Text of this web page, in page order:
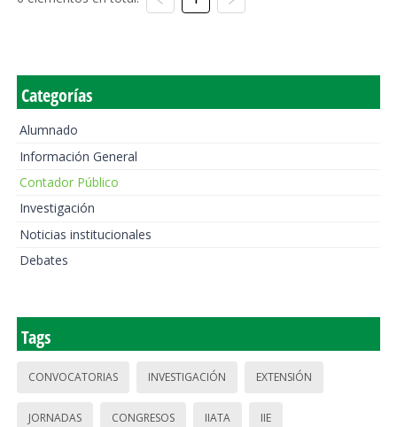
Categorías
Alumnado
Información General
Contador Público
Investigación
Noticias institucionales
Debates
Tags
CONVOCATORIAS INVESTIGACIÓN EXTENSIÓN
JORNADAS CONGRESOS IIATA IIE